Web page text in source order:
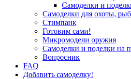
Самоделки и
Самоделки для охоты,
Стимпанк
Готовим сами!
Микромодели оружия
Самоделки и поделки на
Вопросник
FAQ
Добавить самоделку!